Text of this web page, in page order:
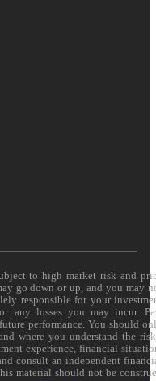
to high market risk and
go down or up, and you may
responsible for your
any losses you may incur.
performance. You should
where you understand the
experience, financial
consult an independent
material should not be